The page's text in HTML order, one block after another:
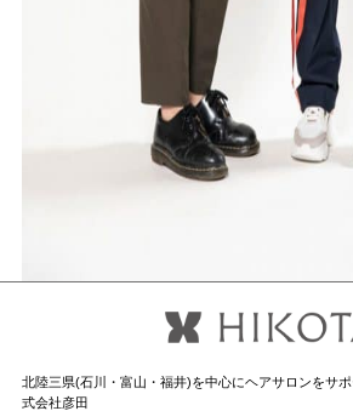
北陸三県(石川・富山・福井)を中心にヘアサロンをサ
式会社彦田